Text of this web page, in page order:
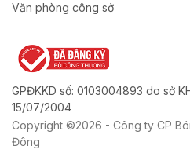
Văn phòng công sở
GPĐKKD số: 0103004893 do sở
15/07/2004
Copyright ©2026 - Công ty CP
Đông